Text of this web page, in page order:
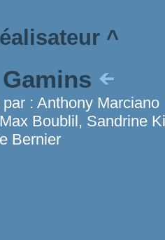
^
: Anthony Marciano
Max Boublil, Sandrine
Bernier